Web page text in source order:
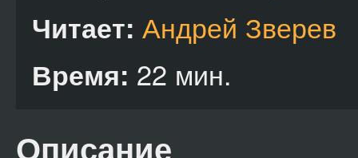
Читает: Андрей Зверев
Время: 22 мин.
Описание